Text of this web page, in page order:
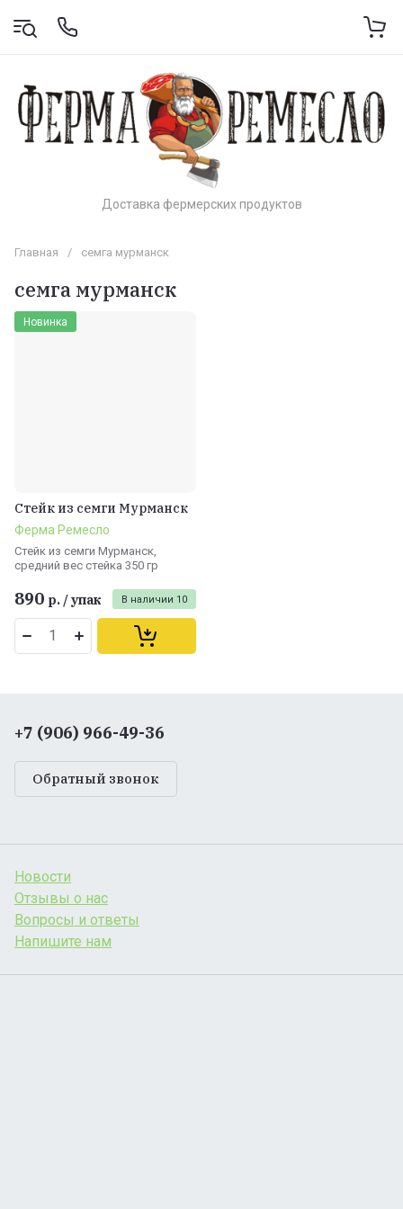
Доставка фермерских продуктов
Главная / семга мурманск
семга мурманск
Новинка
Стейк из семги Мурманск
Ферма Ремесло
Стейк из семги Мурманск,
средний вес стейка 350 гр
В наличии 10
890 р. /упак
+7 (906) 966-49-36
Обратный звонок
Новости
Отзывы о нас
Вопросы и ответы
Напишите нам